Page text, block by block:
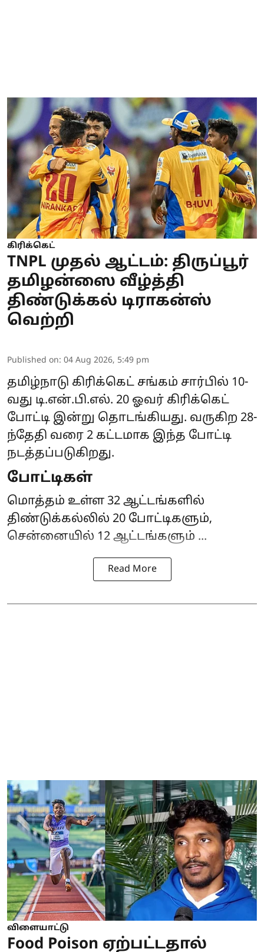
கிரிக்கெட்
TNPL முதல் ஆட்டம்: திருப்பூர்
தமிழன்ஸை வீழ்த்தி
திண்டுக்கல் டிராகன்ஸ்
வெற்றி
Published on: 04 Aug 2026, 5:49 pm
தமிழ்நாடு கிரிக்கெட் சங்கம் சார்பில் 10-
வது டி.என்.பி.எல். 20 ஓவர் கிரிக்கெட்
போட்டி இன்று தொடங்கியது. வருகிற 28-
ந்தேதி வரை 2 கட்டமாக இந்த போட்டி
நடத்தப்படுகிறது.
போட்டிகள்
மொத்தம் உள்ள 32 ஆட்டங்களில்
திண்டுக்கல்லில் 20 போட்டிகளும்,
சென்னையில் 12 ஆட்டங்களும் ...
Read More
விளையாட்டு
Food Poison ஏற்பட்டதால்